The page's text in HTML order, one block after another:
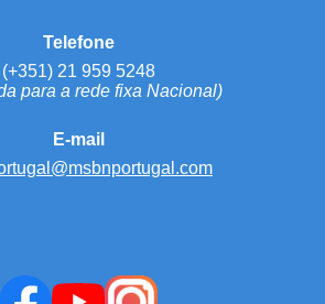
Telefone
(+351) 21 959 5248
para a rede fixa Nacional)
E-mail